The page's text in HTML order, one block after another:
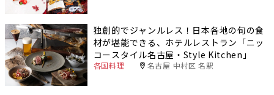
独創的でジャンルレス！日本各地の旬の食
材が堪能できる、ホテルレストラン「ニッ
コースタイル名古屋・Style Kitchen」
各国料理 名古屋 中村区 名駅